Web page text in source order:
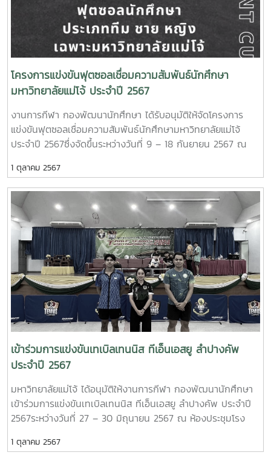
โครงการแข่งขันฟุตซอลเชื่อมความสัมพันธ์นักศึกษา
มหาวิทยาลัยแม่โจ้ ประจำปี 2567
งานการกีฬา กองพัฒนานักศึกษา ได้รับอนุมัติให้จัดโครงการ
แข่งขันฟุตซอลเชื่อมความสัมพันธ์นักศึกษามหาวิทยาลัยแม่โจ้
ประจำปี 2567ซึ่งจัดขึ้นระหว่างวันที่ 9 – 18 กันยายน 2567 ณ
1 ตุลาคม 2567
เข้าร่วมการแข่งขันเทเบิลเทนนิส ทีเอ็นเอสยู ลำปางคัพ
ประจำปี 2567
มหาวิทยาลัยแม่โจ้ ได้อนุมัติให้งานการกีฬา กองพัฒนานักศึกษา
เข้าร่วมการแข่งขันเทเบิลเทนนิส ทีเอ็นเอสยู ลำปางคัพ ประจำปี
2567ระหว่างวันที่ 27 – 30 มิถุนายน 2567 ณ ห้องประชุมโรง
ลำปาง
1 ตุลาคม 2567